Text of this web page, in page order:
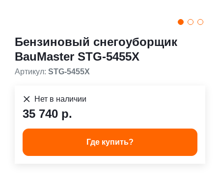
Бензиновый снегоуборщик
BauMaster STG-5455X
Артикул: STG-5455X
Нет в наличии
35 740 р.
Где купить?